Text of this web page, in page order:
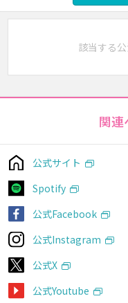
該当する
関連
公式サイト
Spotify
公式Facebook
公式Instagram
公式X
公式Youtube